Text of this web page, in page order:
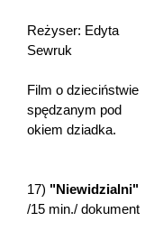
Reżyser: Edyta
Sewruk
Film o dzieciństwie
spędzanym pod
okiem dziadka.
17) "Niewidzialni"
/15 min./ dokument